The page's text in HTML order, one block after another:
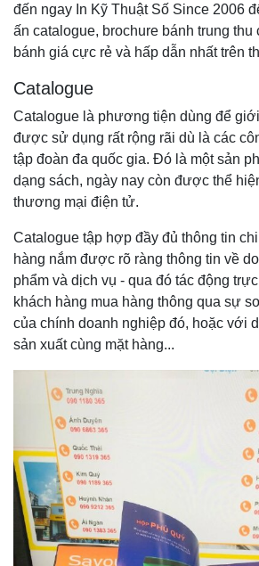
đến ngay In Kỹ Thuật Số Since 2006
ấn catalogue, brochure bánh trung thu
bánh giá cực rẻ và hấp dẫn nhất trên
Catalogue
Catalogue là phương tiện dùng để
được sử dụng rất rộng rãi dù là các
tập đoàn đa quốc gia. Đó là một sản
dạng sách, ngày nay còn được thể
thương mại điện tử.
Catalogue tập hợp đầy đủ thông tin
hàng nắm được rõ ràng thông tin về
phẩm và dịch vụ - qua đó tác động
khách hàng mua hàng thông qua sự
của chính doanh nghiệp đó, hoặc với
sản xuất cùng mặt hàng...